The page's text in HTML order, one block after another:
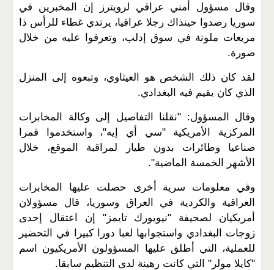
وقال مسؤول أمني عراقي لرويترز إن المخبرين في
سوريا رصدوا حينذاك رجلا عراقيا، يرتدي غطاء للرأس ذا
مربعات ملونة في سوق إدلب، وتعرفوا عليه من خلال
صورة.
لقد كان ذلك الشخص هو العيثاوي، وتبعوه إلى المنزل
الذي كان يقيم فيه البغدادي.
وقال المسؤول: "نقلنا التفاصيل إلى وكالة المخابرات
المركزية الأمريكية "سي أي إيه"، واستخدموا قمرا
صناعيا وطائرات بدون طيار لمراقبة الموقع، خلال
الأشهر الخمسة الماضية".
وفي معلومات سرية أخرى حصلت عليها المخابرات
العراقية والكردية في العراق وسوريا، قال مسؤولان
أمريكيان لصحيفة "نيويورك تايمز" إن اعتقال إحدى
زوجات البغدادي واستجوابها لعبا دورا كبيرا في التحضير
للعملية، التي أطلق عليها المسؤولون الأمريكيون اسم
"كايلا مولر" التي كانت رهينة لدى التنظيم سابقا.